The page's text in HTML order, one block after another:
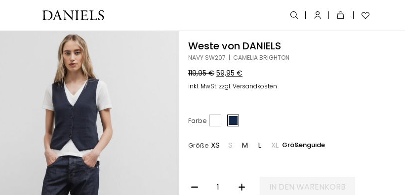
Weste von DANIELS
NAVY SW207 | CAMELIA BRIGHTON
119,95€ 59,95€
inkl. MwSt. zzgl. Versandkosten
Farbe
Größe XS S M L XL Größenguide
WESTE VON DANIELS MENGEIN DEN WARENKORB